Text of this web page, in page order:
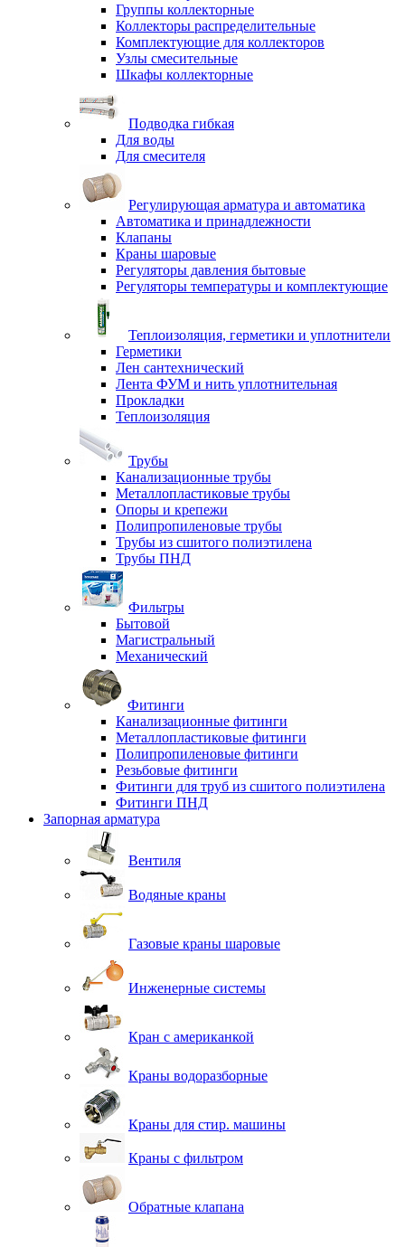
Группы коллекторные
Коллекторы распределительные
Комплектующие для коллекторов
Узлы смесительные
Шкафы коллекторные
Подводка гибкая
Для воды
Для смесителя
Регулирующая арматура и автоматика
Автоматика и принадлежности
Клапаны
Краны шаровые
Регуляторы давления бытовые
Регуляторы температуры и комплектующие
Теплоизоляция, герметики и уплотнители
Герметики
Лен сантехнический
Лента ФУМ и нить уплотнительная
Прокладки
Теплоизоляция
Трубы
Канализационные трубы
Металлопластиковые трубы
Опоры и крепежи
Полипропиленовые трубы
Трубы из сшитого полиэтилена
Трубы ПНД
Фильтры
Бытовой
Магистральный
Механический
Фитинги
Канализационные фитинги
Металлопластиковые фитинги
Полипропиленовые фитинги
Резьбовые фитинги
Фитинги для труб из сшитого полиэтилена
Фитинги ПНД
Запорная арматура
Вентиля
Водяные краны
Газовые краны шаровые
Инженерные системы
Кран с американкой
Краны водоразборные
Краны для стир. машины
Краны с фильтром
Обратные клапана